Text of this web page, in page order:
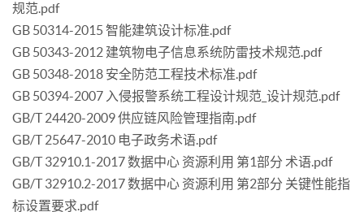
规范.pdf
GB 50314-2015 智能建筑设计标准.pdf
GB 50343-2012 建筑物电子信息系统防雷技术规范.pdf
GB 50348-2018 安全防范工程技术标准.pdf
GB 50394-2007 入侵报警系统工程设计规范_设计规范.pdf
GB/T 24420-2009 供应链风险管理指南.pdf
GB/T 25647-2010 电子政务术语.pdf
GB/T 32910.1-2017 数据中心 资源利用 第1部分 术语.pdf
GB/T 32910.2-2017 数据中心 资源利用 第2部分 关键性能指
标设置要求.pdf